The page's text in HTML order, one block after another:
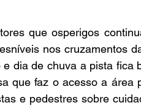
que osperigos
nos cruzamentos
dia de chuva a pista fica
que faz o acesso a área
e pedestres sobre